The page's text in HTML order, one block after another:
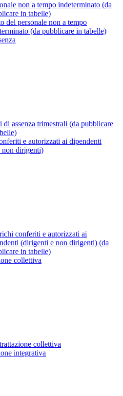
non a tempo indeterminato (da
in tabelle)
del personale non a tempo
(da pubblicare in tabelle)
di assenza trimestrali (da pubblicare
e autorizzati ai dipendenti
non dirigenti)
conferiti e autorizzati ai
(dirigenti e non dirigenti) (da
in tabelle)
collettiva
collettiva
integrativa